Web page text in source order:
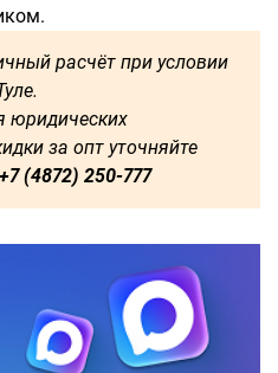
расчёт при условии
юридических
за опт уточняйте
+7 (4872) 250-777
3000 3250
4000 4250
5000 5250